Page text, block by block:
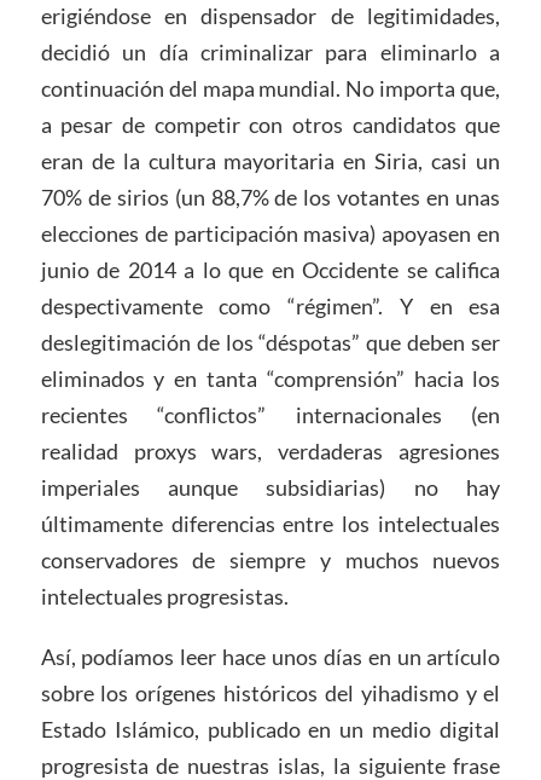
erigiéndose en dispensador de legitimidades,
decidió un día criminalizar para eliminarlo a
continuación del mapa mundial. No importa que,
a pesar de competir con otros candidatos que
eran de la cultura mayoritaria en Siria, casi un
70% de sirios (un 88,7% de los votantes en unas
elecciones de participación masiva) apoyasen en
junio de 2014 a lo que en Occidente se califica
despectivamente como “régimen”. Y en esa
deslegitimación de los “déspotas” que deben ser
eliminados y en tanta “comprensión” hacia los
recientes “conflictos” internacionales (en
realidad proxys wars, verdaderas agresiones
imperiales aunque subsidiarias) no hay
últimamente diferencias entre los intelectuales
conservadores de siempre y muchos nuevos
intelectuales progresistas.
Así, podíamos leer hace unos días en un artículo
sobre los orígenes históricos del yihadismo y el
Estado Islámico, publicado en un medio digital
progresista de nuestras islas, la siguiente frase